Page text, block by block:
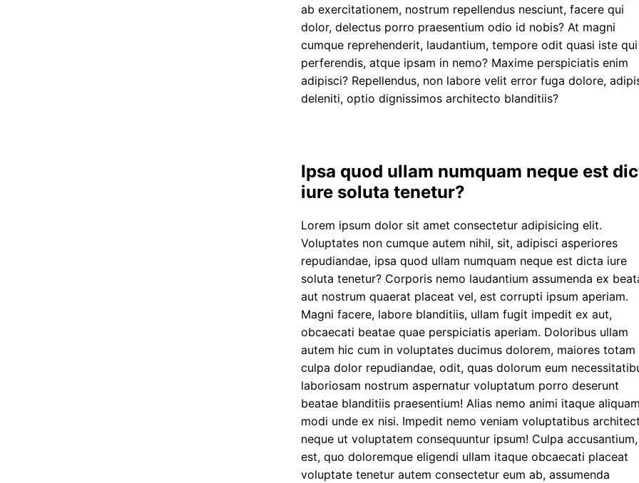
ab exercitationem, nostrum repellendus nesciunt, facere qui
dolor, delectus porro praesentium odio id nobis? At magni
cumque reprehenderit, laudantium, tempore odit quasi iste qui
perferendis, atque ipsam in nemo? Maxime perspiciatis enim
adipisci? Repellendus, non labore velit error fuga dolore,
deleniti, optio dignissimos architecto blanditiis?
Ipsa quod ullam numquam neque est
iure soluta tenetur?
Lorem ipsum dolor sit amet consectetur adipisicing elit.
Voluptates non cumque autem nihil, sit, adipisci asperiores
repudiandae, ipsa quod ullam numquam neque est dicta iure
soluta tenetur? Corporis nemo laudantium assumenda ex
aut nostrum quaerat placeat vel, est corrupti ipsum aperiam.
Magni facere, labore blanditiis, ullam fugit impedit ex aut,
obcaecati beatae quae perspiciatis aperiam. Doloribus ullam
autem hic cum in voluptates ducimus dolorem, maiores totam
culpa dolor repudiandae, odit, quas dolorum eum
laboriosam nostrum aspernatur voluptatum porro deserunt
beatae blanditiis praesentium! Alias nemo animi itaque aliquam
modi unde ex nisi. Impedit nemo veniam voluptatibus
neque ut voluptatem consequuntur ipsum! Culpa accusantium,
est, quo doloremque eligendi ullam itaque obcaecati placeat
voluptate tenetur autem consectetur eum ab, assumenda